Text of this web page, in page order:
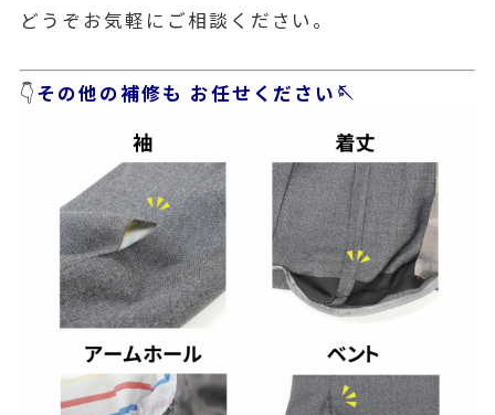
どうぞお気軽にご相談ください。
👇その他の補修も お任せください🪡